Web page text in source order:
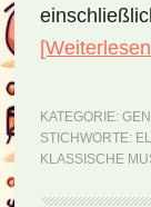
KATEGORIE:
STICHWORTE:
KLASSISCHE